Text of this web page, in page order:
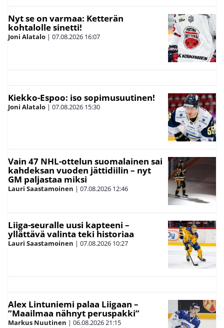
Nyt se on varmaa: Ketterän
kohtalolle sinetti!
Joni Alatalo | 07.08.2026 16:07
Kiekko-Espoo: iso sopimusuutinen!
Joni Alatalo | 07.08.2026 15:30
Vain 47 NHL-ottelun suomalainen sai
kahdeksan vuoden jättidiilin – nyt
GM paljastaa miksi
Lauri Saastamoinen | 07.08.2026 12:46
Liiga-seuralle uusi kapteeni –
yllättävä valinta teki historiaa
Lauri Saastamoinen | 07.08.2026 10:27
Alex Lintuniemi palaa Liigaan –
”Maailmaa nähnyt peruspakki”
Markus Nuutinen | 06.08.202621:15